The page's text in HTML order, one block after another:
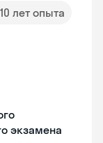
10 лет опыта
экзамена